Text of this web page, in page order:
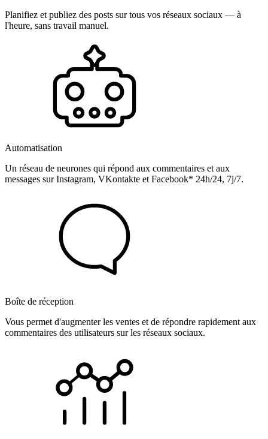
Planifiez et publiez des posts sur tous vos réseaux sociaux — à
l'heure, sans travail manuel.
Automatisation
Un réseau de neurones qui répond aux commentaires et aux
messages sur Instagram, VKontakte et Facebook* 24h/24, 7j/7.
Boîte de réception
Vous permet d'augmenter les ventes et de répondre rapidement aux
commentaires des utilisateurs sur les réseaux sociaux.